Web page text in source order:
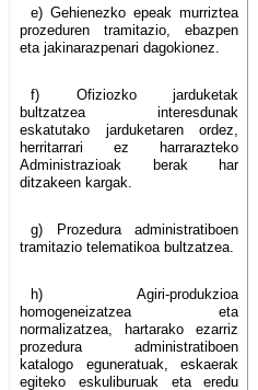
e) Gehienezko epeak murriztea
prozeduren tramitazio, ebazpen
eta jakinarazpenari dagokionez.
f) Ofiziozko jarduketak
bultzatzea interesdunak
eskatutako jarduketaren ordez,
herritarrari ez harrarazteko
Administrazioak berak har
ditzakeen kargak.
g) Prozedura administratiboen
tramitazio telematikoa bultzatzea.
h) Agiri-produkzioa
homogeneizatzea eta
normalizatzea, hartarako ezarriz
prozedura administratiboen
katalogo eguneratuak, eskaerak
egiteko eskuliburuak eta eredu